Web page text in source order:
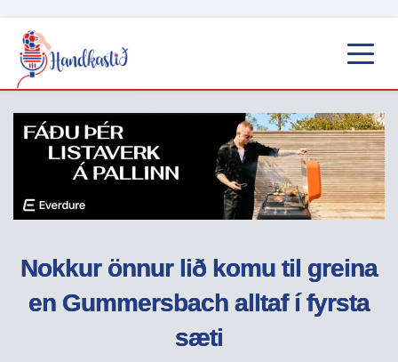
Nokkur önnur lið komu til greina
en Gummersbach alltaf í fyrsta
sæti